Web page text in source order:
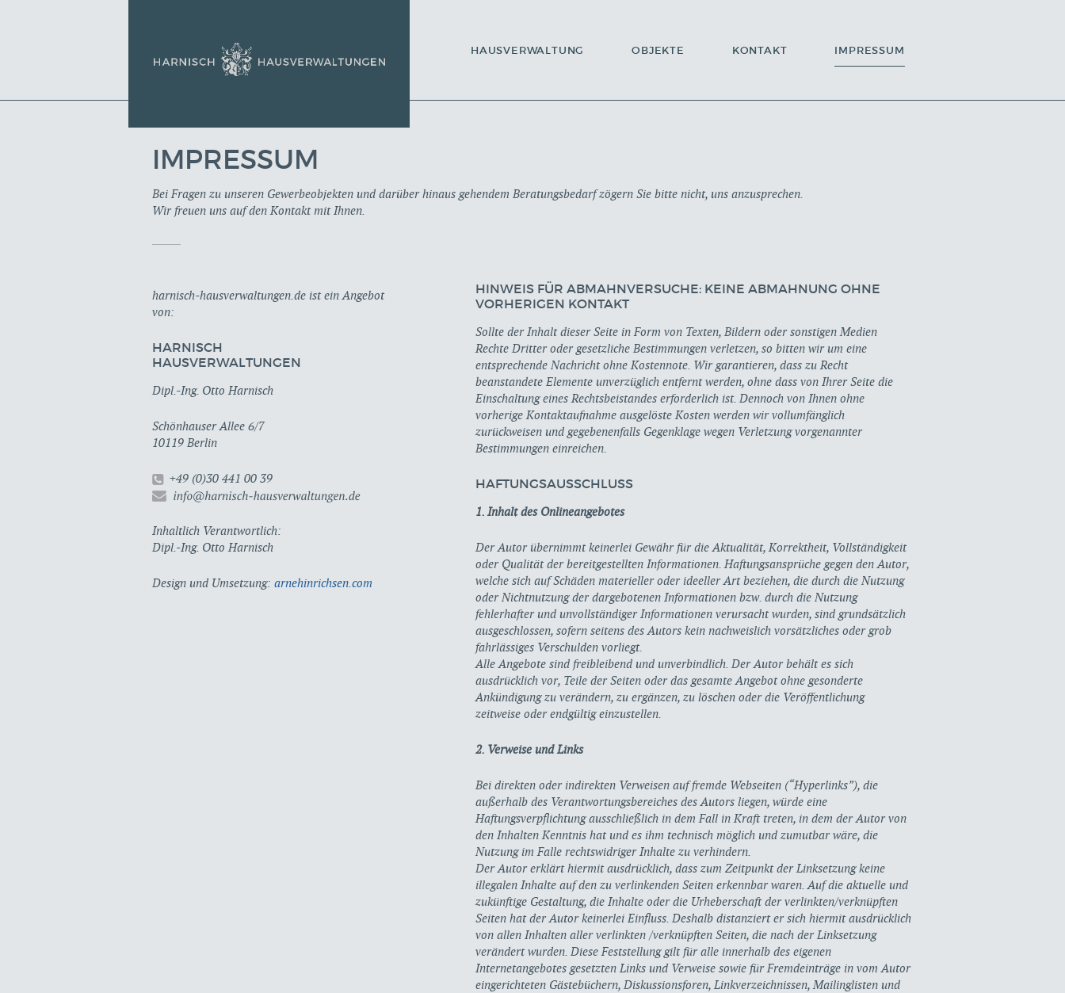
HAUSVERWALTUNG OBJEKTE KONTAKT IMPRESSUM
IMPRESSUM
Bei Fragen zu unseren Gewerbeobjekten und darüber hinaus gehendem Beratungsbedarf zögern Sie bitte nicht, uns anzusprechen.
Wir freuen uns auf den Kontakt mit Ihnen.
harnisch-hausverwaltungen.de ist ein Angebot
von:
HARNISCH
HAUSVERWALTUNGEN
Dipl.-Ing. Otto Harnisch
Schönhauser Allee 6/7
10119 Berlin
+49 (0)30 441 00 39
Inhaltlich Verantwortlich:
Dipl.-Ing. Otto Harnisch
Design und Umsetzung: arnehinrichsen.com
HINWEIS FÜR ABMAHNVERSUCHE: KEINE ABMAHNUNG OHNE
VORHERIGEN KONTAKT
Sollte der Inhalt dieser Seite in Form von Texten, Bildern oder sonstigen Medien
Rechte Dritter oder gesetzliche Bestimmungen verletzen, so bitten wir um eine
entsprechende Nachricht ohne Kostennote. Wir garantieren, dass zu Recht
beanstandete Elemente unverzüglich entfernt werden, ohne dass von Ihrer Seite die
Einschaltung eines Rechtsbeistandes erforderlich ist. Dennoch von Ihnen ohne
vorherige Kontaktaufnahme ausgelöste Kosten werden wir vollumfänglich
zurückweisen und gegebenenfalls Gegenklage wegen Verletzung vorgenannter
Bestimmungen einreichen.
HAFTUNGSAUSSCHLUSS
1. Inhalt des Onlineangebotes
Der Autor übernimmt keinerlei Gewähr für die Aktualität, Korrektheit, Vollständigkeit
oder Qualität der bereitgestellten Informationen. Haftungsansprüche gegen den Autor,
welche sich auf Schäden materieller oder ideeller Art beziehen, die durch die Nutzung
oder Nichtnutzung der dargebotenen Informationen bzw. durch die Nutzung
fehlerhafter und unvollständiger Informationen verursacht wurden, sind grundsätzlich
ausgeschlossen, sofern seitens des Autors kein nachweislich vorsätzliches oder grob
fahrlässiges Verschulden vorliegt.
Alle Angebote sind freibleibend und unverbindlich. Der Autor behält es sich
ausdrücklich vor, Teile der Seiten oder das gesamte Angebot ohne gesonderte
Ankündigung zu verändern, zu ergänzen, zu löschen oder die Veröffentlichung
zeitweise oder endgültig einzustellen.
2. Verweise und Links
Bei direkten oder indirekten Verweisen auf fremde Webseiten (“Hyperlinks”), die
außerhalb des Verantwortungsbereiches des Autors liegen, würde eine
Haftungsverpflichtung ausschließlich in dem Fall in Kraft treten, in dem der Autor von
den Inhalten Kenntnis hat und es ihm technisch möglich und zumutbar wäre, die
Nutzung im Falle rechtswidriger Inhalte zu verhindern.
Der Autor erklärt hiermit ausdrücklich, dass zum Zeitpunkt der Linksetzung keine
illegalen Inhalte auf den zu verlinkenden Seiten erkennbar waren. Auf die aktuelle und
zukünftige Gestaltung, die Inhalte oder die Urheberschaft der verlinkten/verknüpften
Seiten hat der Autor keinerlei Einfluss. Deshalb distanziert er sich hiermit ausdrücklich
von allen Inhalten aller verlinkten /verknüpften Seiten, die nach der Linksetzung
verändert wurden. Diese Feststellung gilt für alle innerhalb des eigenen
Internetangebotes gesetzten Links und Verweise sowie für Fremdeinträge in vom Autor
eingerichteten Gästebüchern, Diskussionsforen, Linkverzeichnissen, Mailinglisten und